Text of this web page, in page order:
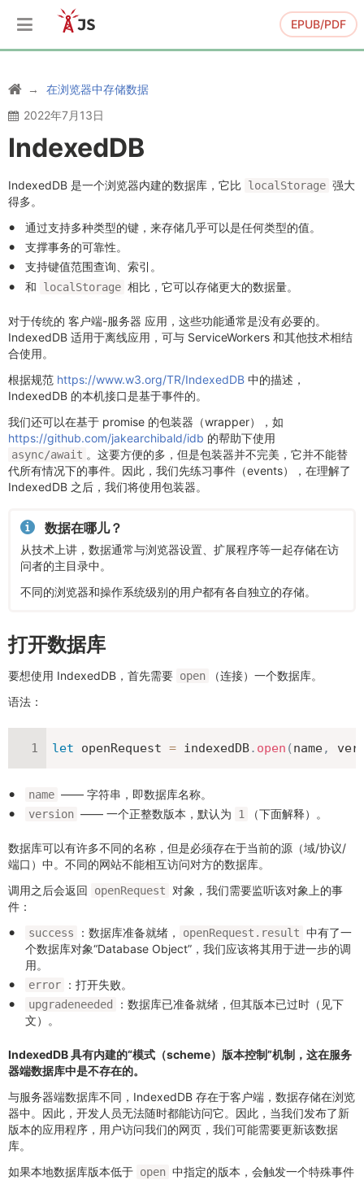
EPUB/PDF
在浏览器中存储数据
2022年7月13日
IndexedDB
IndexedDB 是一个浏览器内建的数据库，它比 localStorage 强大
得多。
通过支持多种类型的键，来存储几乎可以是任何类型的值。
支撑事务的可靠性。
支持键值范围查询、索引。
和
localStorage 相比，它可以存储更大的数据量。
对于传统的 客户端-服务器 应用，这些功能通常是没有必要的。
IndexedDB 适用于离线应用，可与 ServiceWorkers 和其他技术相结
合使用。
根据规范 https://www.w3.org/TR/IndexedDB 中的描述，
IndexedDB 的本机接口是基于事件的。
我们还可以在基于 promise 的包装器（wrapper），如
https://github.com/jakearchibald/idb 的帮助下使用
async/await 。这要方便的多，但是包装器并不完美，它并不能替
代所有情况下的事件。因此，我们先练习事件（events），在理解了
IndexedDB 之后，我们将使用包装器。
数据在哪儿？
从技术上讲，数据通常与浏览器设置、扩展程序等一起存储在访
问者的主目录中。
不同的浏览器和操作系统级别的用户都有各自独立的存储。
打开数据库
要想使用 IndexedDB，首先需要 open
（连接）一个数据库。
语法：
let openRequest = indexedDB. open (name,
name —— 字符串，即数据库名称。
version —— 一个正整数版本，默认为 1 （下面解释）。
数据库可以有许多不同的名称，但是必须存在于当前的源（域/协议/
端口）中。不同的网站不能相互访问对方的数据库。
调用之后会返回
openRequest
对象，我们需要监听该对象上的事
件：
success ：数据库准备就绪， openRequest.result 中有了一
个数据库对象“Database Object”，我们应该将其用于进一步的调
用。
error ：打开失败。
upgradeneeded
：数据库已准备就绪，但其版本已过时（见下
文）。
IndexedDB 具有内建的“模式（scheme）版本控制”机制，这在服务
器端数据库中是不存在的。
与服务器端数据库不同，IndexedDB 存在于客户端，数据存储在浏览
器中。因此，开发人员无法随时都能访问它。因此，当我们发布了新
版本的应用程序，用户访问我们的网页，我们可能需要更新该数据
库。
如果本地数据库版本低于 open 中指定的版本，会触发一个特殊事件